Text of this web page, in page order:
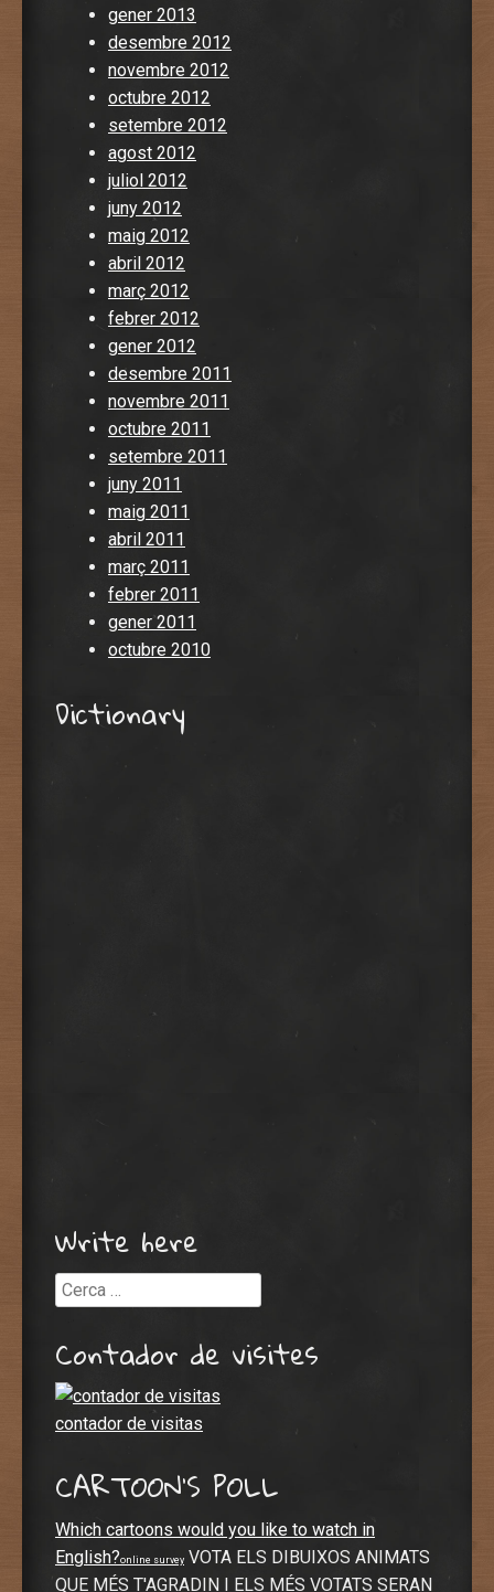
gener 2013
desembre 2012
novembre 2012
octubre 2012
setembre 2012
agost 2012
juliol 2012
juny 2012
maig 2012
abril 2012
març 2012
febrer 2012
gener 2012
desembre 2011
novembre 2011
octubre 2011
setembre 2011
juny 2011
maig 2011
abril 2011
març 2011
febrer 2011
gener 2011
octubre 2010
Dictionary
Write here
Cerca
Contador de visites
contador de visitas
CARTOON’S POLL
Which cartoons would you like to watch in
English?online survey VOTA ELS DIBUIXOS ANIMATS
QUE MÉS T'AGRADIN I ELS MÉS VOTATS SERAN